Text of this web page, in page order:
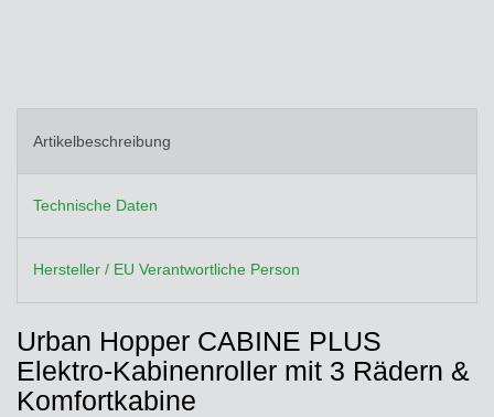
Artikelbeschreibung
Technische Daten
Hersteller / EU Verantwortliche Person
Urban Hopper CABINE PLUS
Elektro-Kabinenroller mit 3 Rädern &
Komfortkabine